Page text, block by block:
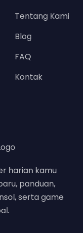
harian kamu
panduan,
serta game
Tentang Kami
Blog
FAQ
Kontak